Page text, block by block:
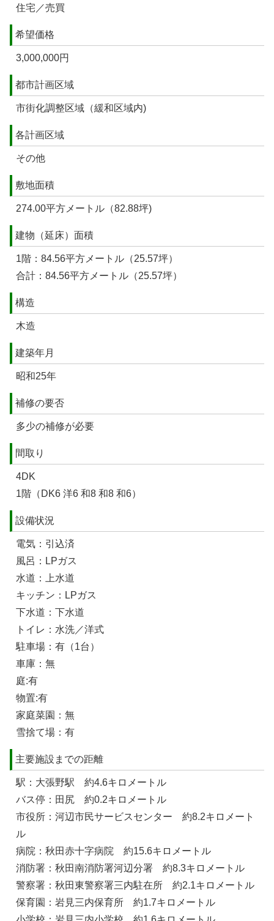
住宅／売買
希望価格
3,000,000円
都市計画区域
市街化調整区域（緩和区域内)
各計画区域
その他
敷地面積
274.00平方メートル（82.88坪)
建物（延床）面積
1階：84.56平方メートル（25.57坪）
合計：84.56平方メートル（25.57坪）
構造
木造
建築年月
昭和25年
補修の要否
多少の補修が必要
間取り
4DK
1階（DK6 洋6 和8 和8 和6）
設備状況
電気：引込済
風呂：LPガス
水道：上水道
キッチン：LPガス
下水道：下水道
トイレ：水洗／洋式
駐車場：有（1台）
車庫：無
庭:有
物置:有
家庭菜園：無
雪捨て場：有
主要施設までの距離
駅：大張野駅 約4.6キロメートル
バス停：田尻 約0.2キロメートル
市役所：河辺市民サービスセンター 約8.2キロメート
ル
病院：秋田赤十字病院 約15.6キロメートル
消防署：秋田南消防署河辺分署 約8.3キロメートル
警察署：秋田東警察署三内駐在所 約2.1キロメートル
保育園：岩見三内保育所 約1.7キロメートル